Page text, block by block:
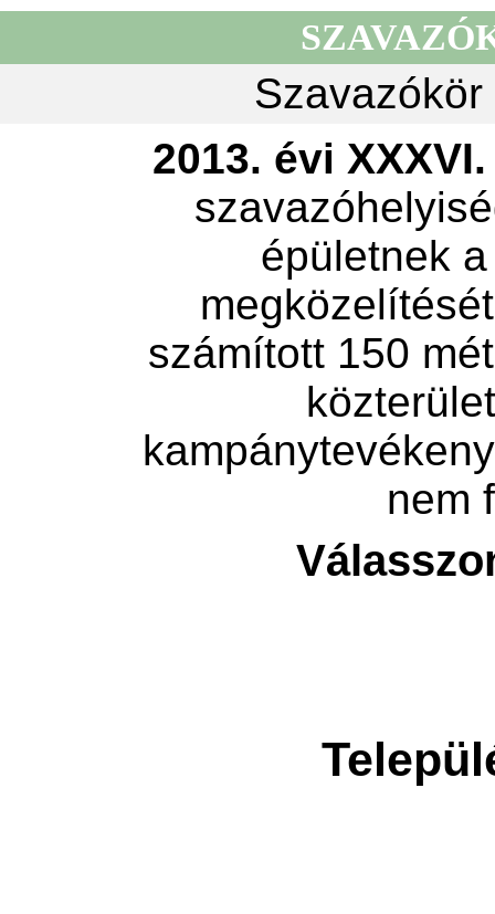
2013. évi
épületnek
számított 150
nem